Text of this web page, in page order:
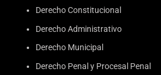
Derecho Constitucional
Derecho Administrativo
Derecho Municipal
Derecho Penal y Procesal Penal